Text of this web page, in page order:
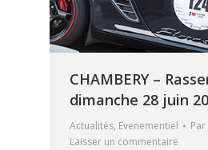
CHAMBERY –
dimanche 28 juin
Actualités, Evenementiel Par
Laisser un commentaire